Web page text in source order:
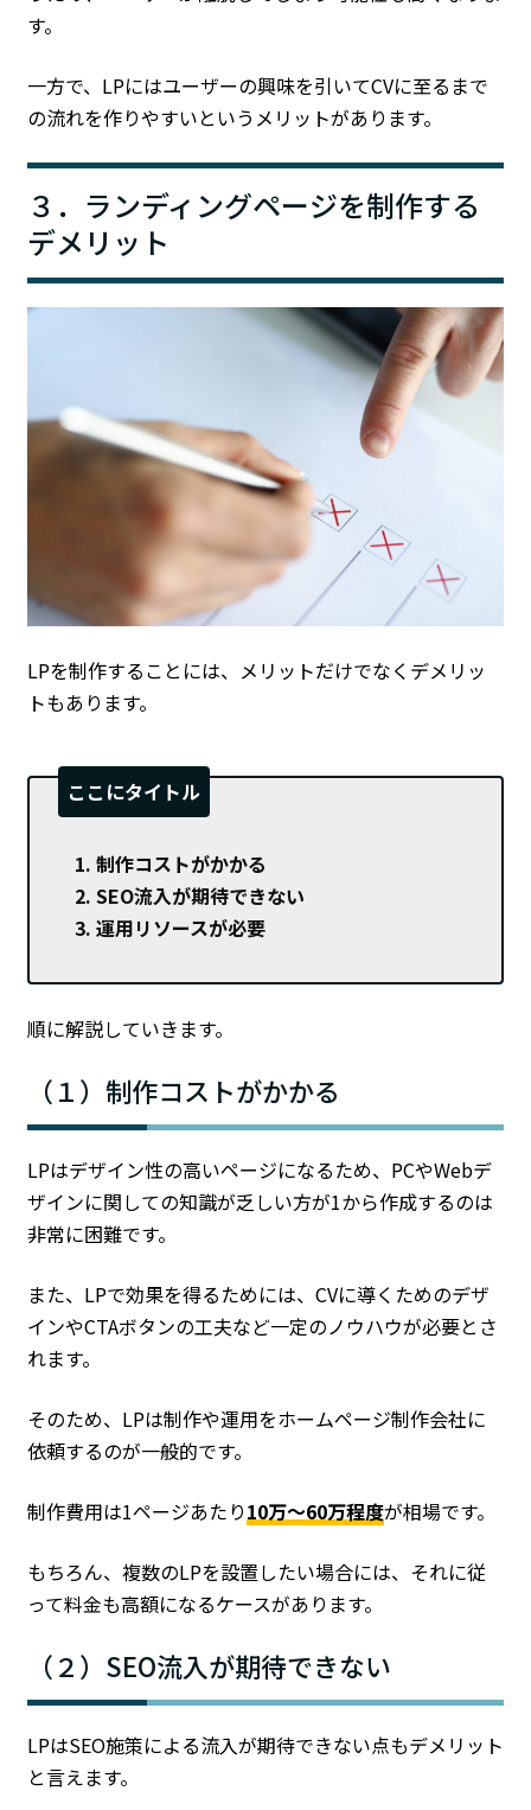
す。
一方で、LPにはユーザーの興味を引いてCVに至るまで
の流れを作りやすいというメリットがあります。
３．ランディングページを制作する
デメリット
LPを制作することには、メリットだけでなくデメリッ
トもあります。
ここにタイトル
制作コストがかかる
SEO流入が期待できない
運用リソースが必要
順に解説していきます。
（１）制作コストがかかる
LPはデザイン性の高いページになるため、PCやWebデ
ザインに関しての知識が乏しい方が1から作成するのは
非常に困難です。
また、LPで効果を得るためには、CVに導くためのデザ
インやCTAボタンの工夫など一定のノウハウが必要とさ
れます。
そのため、LPは制作や運用をホームページ制作会社に
依頼するのが一般的です。
制作費用は1ページあたり10万〜60万程度が相場です。
もちろん、複数のLPを設置したい場合には、それに従
って料金も高額になるケースがあります。
（２）SEO流入が期待できない
LPはSEO施策による流入が期待できない点もデメリット
と言えます。